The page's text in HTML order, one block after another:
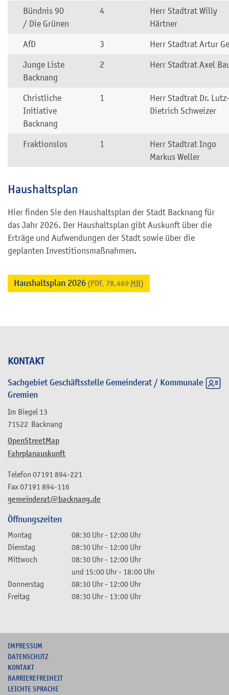
KONTAKT
Sachgebiet Geschäftsstelle Gemeinderat / Kommunale
Gremien
Im Biegel 13
71522 Backnang
OpenStreetMap
Fahrplanauskunft
gemeinderat@backnang.de
Telefon 07191 894-221
Fax07191 894-116
Öffnungszeiten
Montag 08:30 Uhr- 12:00 Uhr
Dienstag
08:30 Uhr- 12:00 Uhr
Mittwoch
08:30 Uhr- 12:00 Uhr
und 15:00 Uhr- 18:00 Uhr
Donnerstag
08:30 Uhr- 12:00 Uhr
Freitag
08:30 Uhr- 13:00 Uhr
Bündnis 90
/ Die Grünen
4
Herr Stadtrat Willy
Härtner
AfD
3
Herr Stadtrat Artur
Junge Liste
Backnang
2 Herr Stadtrat Axel
Christliche
Initiative
Backnang
1
Herr Stadtrat Dr. Lutz-
Dietrich Schweizer
Fraktionslos 1
Herr Stadtrat Ingo
Markus Weller
Haushaltsplan
Hier finden Sie den Haushaltsplan der Stadt Backnang für
das Jahr 2026. Der Haushaltsplan gibt Auskunft über die
Erträge und Aufwendungen der Stadt sowie über die
geplanten Investitionsmaßnahmen.
Haushaltsplan 2026 (PDF, 78,469 MB)
IMPRESSUM
DATENSCHUTZ
KONTAKT
BARRIEREFREIHEIT
LEICHTE SPRACHE